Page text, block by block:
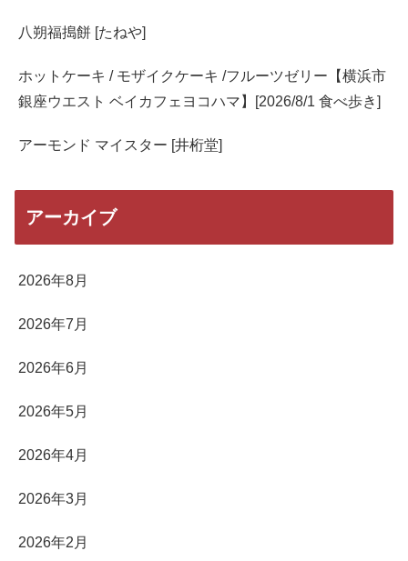
八朔福搗餅 [たねや]
ホットケーキ / モザイクケーキ /フルーツゼリー【横浜市
銀座ウエスト ベイカフェヨコハマ】[2026/8/1 食べ歩き]
アーモンド マイスター [井桁堂]
アーカイブ
2026年8月
2026年7月
2026年6月
2026年5月
2026年4月
2026年3月
2026年2月